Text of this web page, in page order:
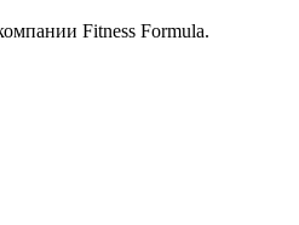
Fitness Formula.